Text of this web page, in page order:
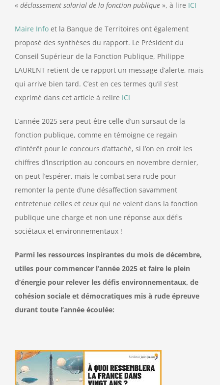
« déclassement salarial de la fonction publique », à lire ICI
Maire Info et la Banque de Territoires ont également
proposé des synthèses du rapport. Le Président du
Conseil Supérieur de la Fonction Publique, Philippe
LAURENT retient de ce rapport un message d’alerte, mais
qui arrive bien tard. C’est en ces termes qu’il s’est
exprimé dans cet article à relire ICI
L’année 2025 sera peut-être celle d’un sursaut de la
fonction publique, comme en témoigne ce regain
d’intérêt pour le concours d’attaché, si l’on en croit les
chiffres d’inscription au concours en novembre dernier,
on peut l’espérer, mais le combat sera rude pour
remonter la pente d’une désaffection savamment
entretenue celles et ceux qui ne voient dans la fonction
publique une charge et non une réponse aux défis
sociétaux et environnementaux !
Parmi les ressources inspirantes du mois de décembre,
utiles pour commencer l’année 2025 et faire le plein
d’énergie pour relever les défis environnementaux, de
cohésion sociale et démocratiques mis à rude épreuve
durant toute l’année écoulée: